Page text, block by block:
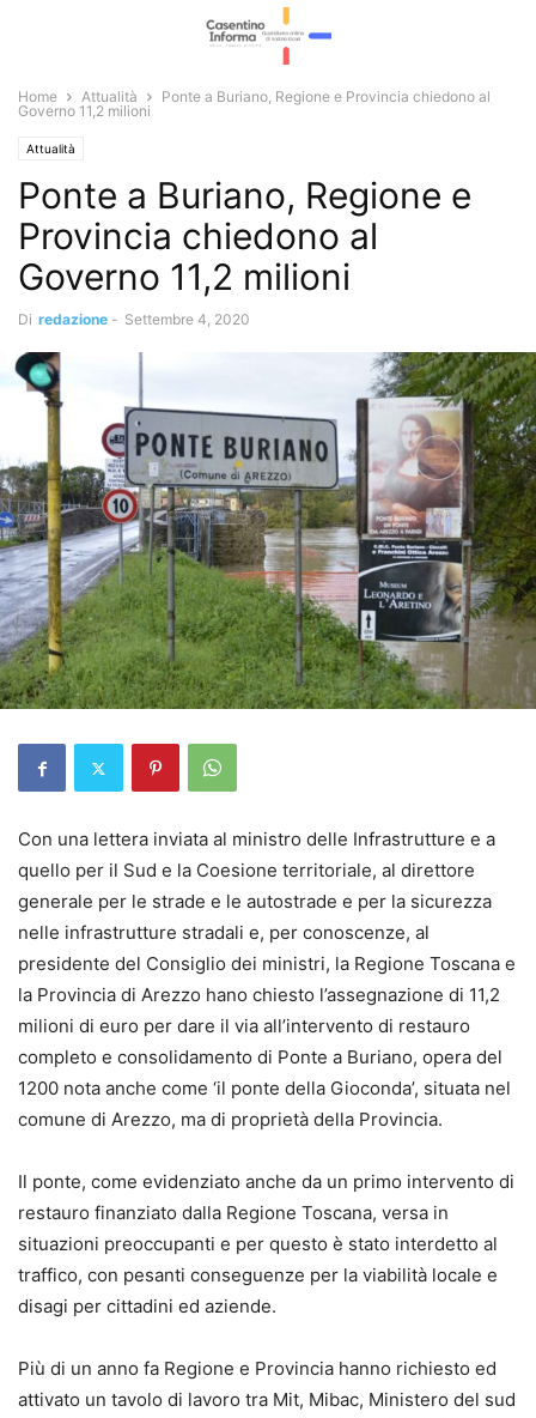
Home Attualità
Ponte a Buriano, Regione e Provincia chiedono al
Governo 11,2 milioni
Attualità
Ponte a Buriano, Regione e
Provincia chiedono al
Governo 11,2 milioni
Di redazione - Settembre 4, 2020
Con una lettera inviata al ministro delle Infrastrutture e a
quello per il Sud e la Coesione territoriale, al direttore
generale per le strade e le autostrade e per la sicurezza
nelle infrastrutture stradali e, per conoscenze, al
presidente del Consiglio dei ministri, la Regione Toscana e
la Provincia di Arezzo hano chiesto l’assegnazione di 11,2
milioni di euro per dare il via all’intervento di restauro
completo e consolidamento di Ponte a Buriano, opera del
1200 nota anche come ‘il ponte della Gioconda’, situata nel
comune di Arezzo, ma di proprietà della Provincia.
Il ponte, come evidenziato anche da un primo intervento di
restauro finanziato dalla Regione Toscana, versa in
situazioni preoccupanti e per questo è stato interdetto al
traffico, con pesanti conseguenze per la viabilità locale e
disagi per cittadini ed aziende.
Più di un anno fa Regione e Provincia hanno richiesto ed
attivato un tavolo di lavoro tra Mit, Mibac, Ministero del sud